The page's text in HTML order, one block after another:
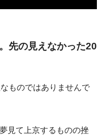
先の見えなかった20
ものではありませんで
見て上京するものの挫